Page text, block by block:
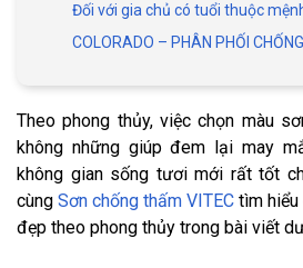
Đối với gia chủ có tuổi thuộc
COLORADO – PHÂN PHỐI
Theo phong thủy, việc chọn màu
không những giúp đem lại may
không gian sống tươi mới rất tốt
cùng Sơn chống thấm VITEC tìm hiểu
đẹp theo phong thủy trong bài viết